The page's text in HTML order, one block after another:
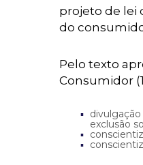
projeto de lei
do
Pelo texto
Consumidor
exclusão